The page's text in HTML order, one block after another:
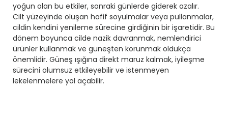
yoğun olan bu etkiler, sonraki günlerde giderek azalır.
Cilt yüzeyinde oluşan hafif soyulmalar veya pullanmalar,
cildin kendini yenileme sürecine girdiğinin bir işaretidir. Bu
dönem boyunca cilde nazik davranmak, nemlendirici
ürünler kullanmak ve güneşten korunmak oldukça
önemlidir. Güneş ışığına direkt maruz kalmak, iyileşme
sürecini olumsuz etkileyebilir ve istenmeyen
lekelenmelere yol açabilir.